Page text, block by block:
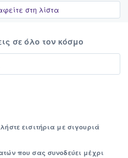
στη λίστα
εισιτήρια με σιγουριά
που σας συνοδεύει μέχρι
σε όλο τον κόσμο